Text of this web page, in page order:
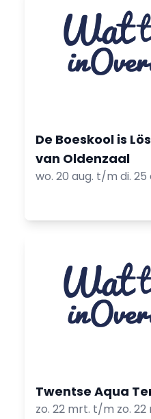
De Boeskool is
van Oldenzaal
wo. 20 aug. t/m di. 25
Twentse Aqua
zo. 22 mrt. t/m zo. 22